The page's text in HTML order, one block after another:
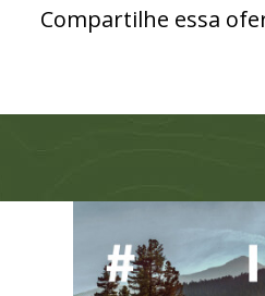
Compartilhe essa